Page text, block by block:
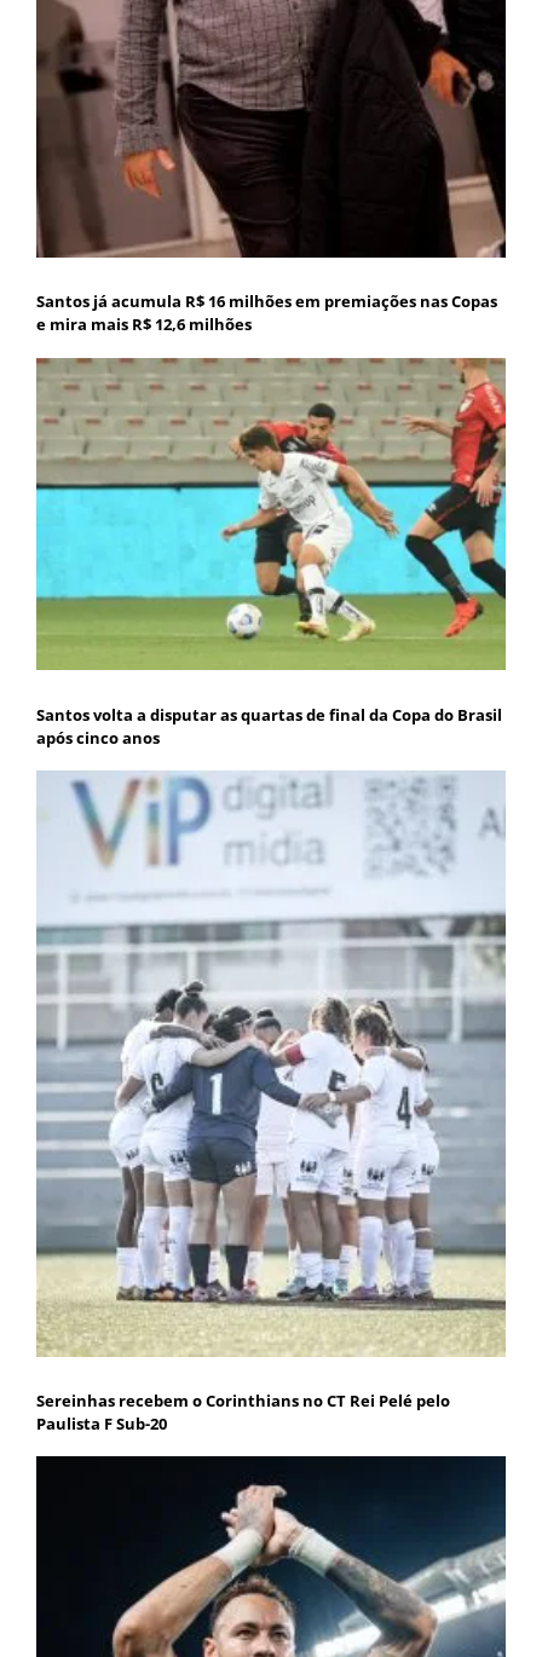
Santos já acumula R$ 16 milhões em premiações nas Copas
e mira mais R$ 12,6 milhões
Santos volta a disputar as quartas de final da Copa do Brasil
após cinco anos
Sereinhas recebem o Corinthians no CT Rei Pelé pelo
Paulista F Sub-20